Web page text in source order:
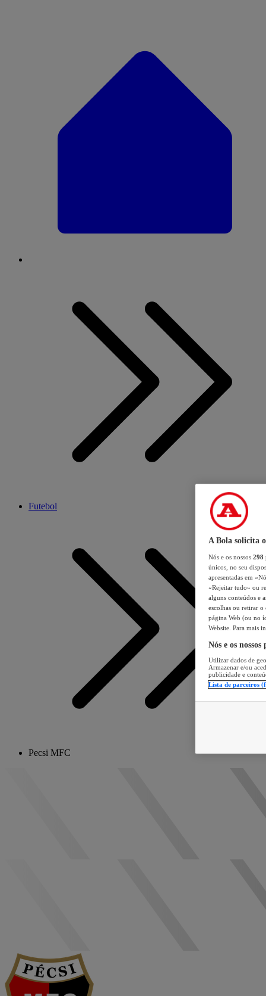
Futebol
Pecsi MFC
A Bola solicita
Nós e os nossos 298
únicos, no seu
apresentadas em
«Rejeitar tudo» ou
alguns conteúdos e
escolhas ou retirar
página Web (ou no
Website. Para mais
Nós e os
Utilizar dados de
Armazenar e/ou
publicidade e
Lista de parceiros